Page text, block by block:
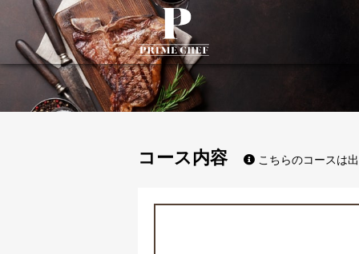
コース内容 こちらのコースは